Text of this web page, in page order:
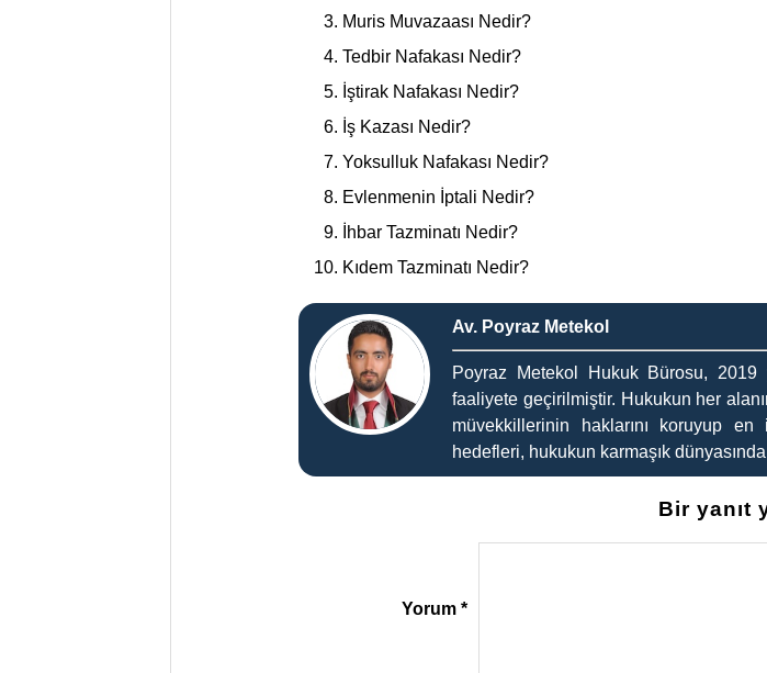
Muris Muvazaası Nedir?
Tedbir Nafakası Nedir?
İştirak Nafakası Nedir?
İş Kazası Nedir?
Yoksulluk Nafakası Nedir?
Evlenmenin İptali Nedir?
İhbar Tazminatı Nedir?
Kıdem Tazminatı Nedir?
Av. Poyraz Metekol
Poyraz Metekol Hukuk Bürosu, 2019
faaliyete geçirilmiştir. Hukukun her
müvekkillerinin haklarını koruyup
hedefleri, hukukun karmaşık
Bir yanıt
Yorum *